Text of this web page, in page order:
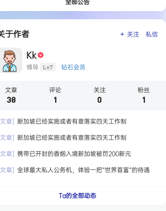
全部公告
于作者 关注 私信
Kk
博导 Lv7 钻石会员
文章
38
评论
1
关注
0
粉丝
1
章] 新加坡已经实施或者有意落实四天工作制
章] 新加坡已经实施或者有意落实四天工作制
章] 携带已开封的香烟入境新加坡被罚200新元
章] 全球最大私人公务机，体验一把“世界首富”的待遇
Ta的全部动态